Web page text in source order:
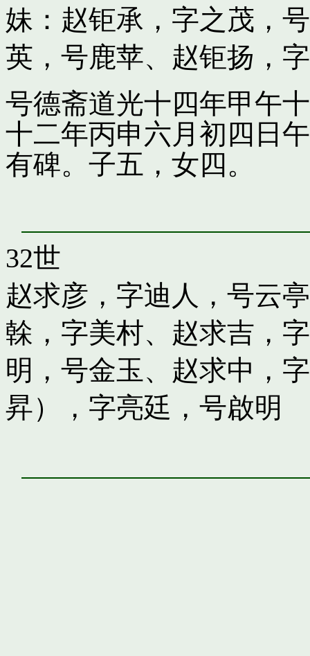
妹： 赵钜承，字之茂，
英，号鹿苹、 赵钜扬，
号德斋道光十四年甲午
十二年丙申六月初四日
有碑。子五，女四。
32世
赵求彦，字迪人，号云亭
榦，字美村、 赵求吉，
明，号金玉 、 赵求中，
昇），字亮廷，号啟明